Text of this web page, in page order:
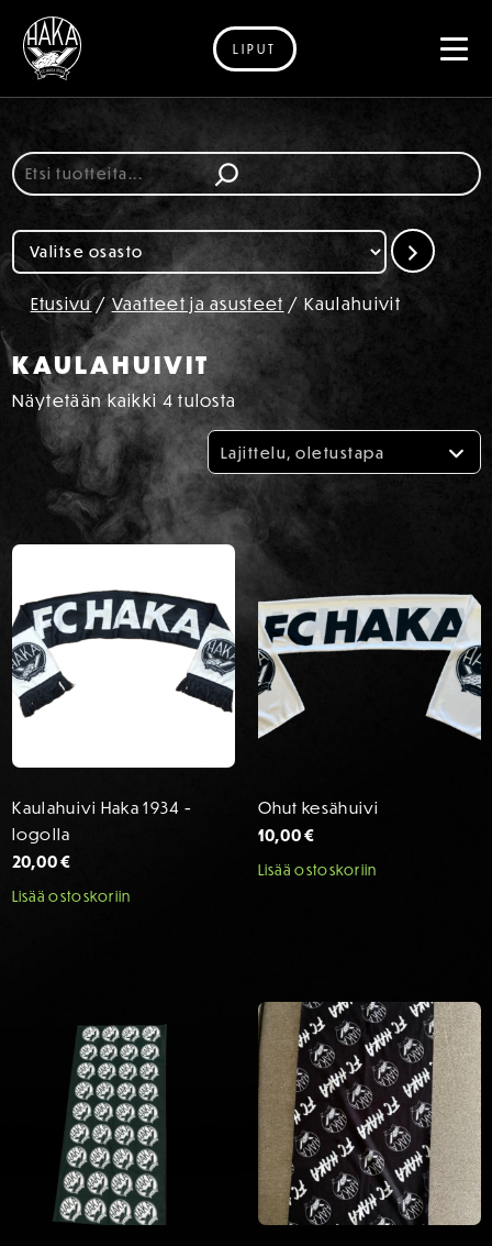
Siirry sisältöön
LIPUT
Etsi
Valitse
osasto
Etusivu/Vaatteet ja asusteet / Kaulahuivit
KAULAHUIVIT
Näytetään kaikki 4 tulosta
Kaulahuivi Haka 1934 -
logolla
20,00€
Lisää ostoskoriin
Ohut kesähuivi
10,00€
Lisää ostoskoriin